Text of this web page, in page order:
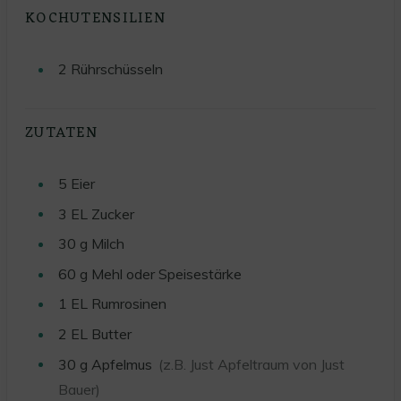
KOCHUTENSILIEN
2 Rührschüsseln
ZUTATEN
5 Eier
3 EL Zucker
30 g Milch
60 g Mehl oder Speisestärke
1 EL Rumrosinen
2 EL Butter
30 g Apfelmus (z.B. Just Apfeltraum von Just
Bauer)